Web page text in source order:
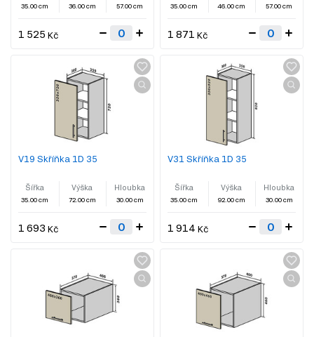
35.00 cm 36.00 cm 57.00 cm
1 525 Kč
35.00 cm 46.00 cm 57.00 cm
1 871 Kč
V19 Skříňka 1D 35
Šířka
35.00 cm
Výška
72.00 cm
Hloubka
30.00 cm
1 693 Kč
V31 Skříňka 1D 35
Šířka
35.00 cm
Výška
92.00 cm
Hloubka
30.00 cm
1 914 Kč